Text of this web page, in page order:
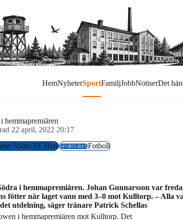
HemNyheterSportFamiljJobbNotiserDet
hemmapremiären
22 april, 2022 20:17
Södra FF HerrSPORTGRENFotboll
i hemmapremiären. Johan Gunnarsson var
fötter när laget vann med 3–0 mot Kulltorp. – Alla
utdelning, säger tränare Patrick Schellas
i hemmapremiären mot Kulltorp. Det